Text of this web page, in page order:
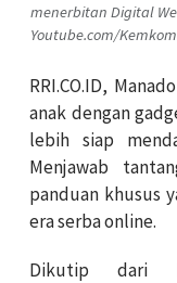
menerbitan Digital
Youtube.com/
RRI.CO.ID, Manado
anak dengan
lebih siap
Menjawab
panduan khusus
era serba online.
Dikutip dari